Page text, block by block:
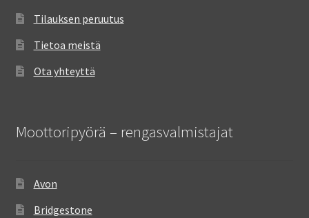
Tilauksen peruutus
Tietoa meistä
Ota yhteyttä
Moottoripyörä – rengasvalmistajat
Avon
Bridgestone